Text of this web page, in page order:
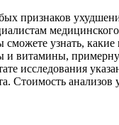
признаков
узнать, какие
и витамины,
исследования
Стоимость анализов